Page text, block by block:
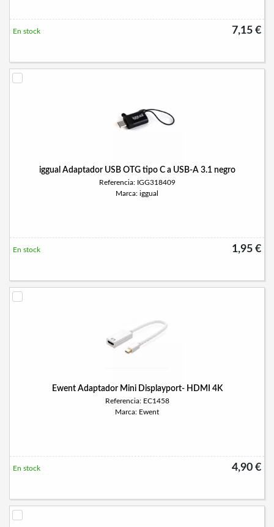
7,15 €
En stock
iggual Adaptador USB OTG tipo C a USB-A 3.1 negro
Referencia: IGG318409
Marca: iggual
1,95 €
En stock
Ewent Adaptador Mini Displayport- HDMI 4K
Referencia: EC1458
Marca: Ewent
4,90 €
En stock